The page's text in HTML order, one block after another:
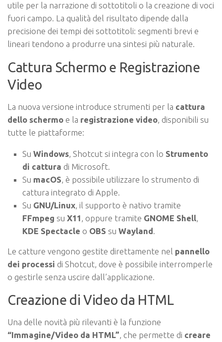
utile per la narrazione di sottotitoli o la creazione di voci
fuori campo. La qualità del risultato dipende dalla
precisione dei tempi dei sottotitoli: segmenti brevi e
lineari tendono a produrre una sintesi più naturale.
Cattura Schermo e Registrazione
Video
La nuova versione introduce strumenti per la cattura
dello schermo e la registrazione video, disponibili su
tutte le piattaforme:
Su Windows , Shotcut si integra con lo Strumento
di cattura di Microsoft.
Su macOS , è possibile utilizzare lo strumento di
cattura integrato di Apple.
Su GNU/Linux , il supporto è nativo tramite
FFmpeg su X11 , oppure tramite GNOME Shell
KDE Spectacle o OBS su Wayland
Le catture vengono gestite direttamente nel pannello
dei processi di Shotcut, dove è possibile interromperle
o gestirle senza uscire dall’applicazione.
Creazione di Video da HTML
Una delle novità più rilevanti è la funzione
“Immagine/Video da HTML”, che permette di creare